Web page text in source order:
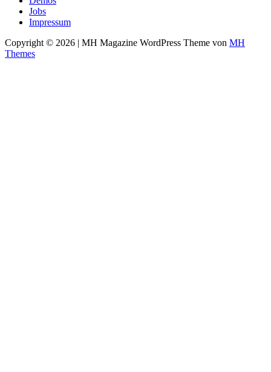
Jobs
Impressum
Copyright © 2026 | MH Magazine WordPress Theme von MH
Themes